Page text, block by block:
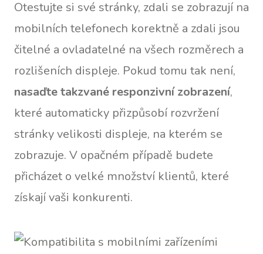
Otestujte si své stránky, zdali se zobrazují na
mobilních telefonech korektně a zdali jsou
čitelné a ovladatelné na všech rozměrech a
rozlišeních displeje. Pokud tomu tak není,
nasaďte takzvané responzivní zobrazení,
které automaticky přizpůsobí rozvržení
stránky velikosti displeje, na kterém se
zobrazuje. V opačném případě budete
přicházet o velké množství klientů, které
získají vaši konkurenti.